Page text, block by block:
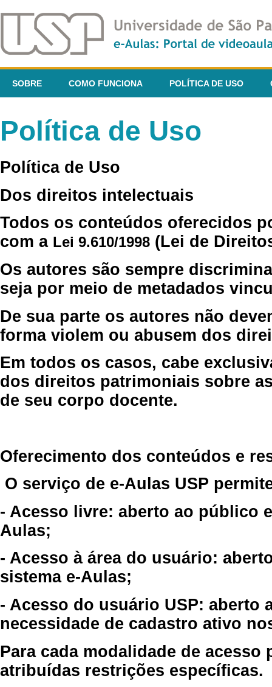
SOBRE COMO FUNCIONA POLÍTICA DE USO
Política de Uso
Política de Uso
Dos direitos intelectuais
Todos os conteúdos oferecidos
com a Lei 9.610/1998 (Lei de
Os autores são sempre
seja por meio de metadados
De sua parte os autores não
forma violem ou abusem dos
Em todos os casos, cabe
dos direitos patrimoniais sobre
de seu corpo docente.
Oferecimento dos conteúdos e
O serviço de e-Aulas USP
- Acesso livre: aberto ao público
Aulas;
- Acesso à área do usuário:
sistema e-Aulas;
- Acesso do usuário USP: aberto
necessidade de cadastro ativo
Para cada modalidade de
atribuídas restrições específicas.